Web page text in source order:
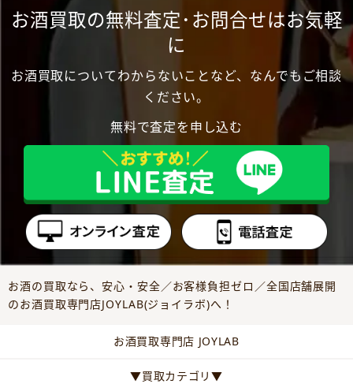
お酒買取の無料査定･お問合せはお気軽
に
お酒買取についてわからないことなど、なんでもご相談
ください。
無料で査定を申し込む
お酒の買取なら、安心・安全／お客様負担ゼロ／全国店舗展開
のお酒買取専門店JOYLAB(ジョイラボ)へ！
お酒買取専門店 JOYLAB
▼買取カテゴリ▼